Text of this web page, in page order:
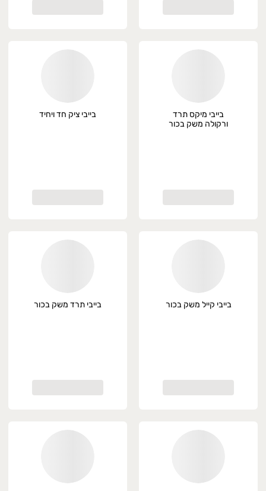
בייבי מיקס תרד
ורקולה משק בכור
בייבי ציק חד ויחיד
בייבי קייל משק בכור בייבי תרד משק בכור